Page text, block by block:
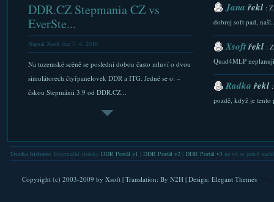
DDR.CZ Stepmania CZ vs
EverSte...
Napsal Xsoft dne 7. 4. 2010
Na tuzemské scéně se poslední dobou často mluví o dvou
simulátorech čtyřpanelovek DDR a ITG. Jedné se o: –
čskou Stepmánii 3.9 od DDR.CZ...
Den 12 – Iwakuni, Kintai...
Sbohem Nagoyo a suer ryokane. Míříme přes Osaku do
Hiroshimy. Než jsme definitivě odjeli, zašli jsme na
maglev vlášek. Teda na vlak lítající na...
Janařekl :
dobrej soft pad,
Xsoftřekl :
Quad4MLP
Radkařekl
pozdě, když je tento
stazeni a Downlaod...
Xsoftřekl
FAQ. Do nastaveni
Trocha historie: Informační stránky DDR Portál v1 DDR Portál v2| DDR Portál v3na v4 se právě
Copyright (c) 2003-2009 by Xsoft| Translation: By N2H| Design: Elegant Themes